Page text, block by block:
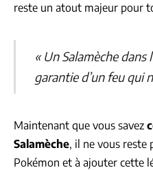
reste un atout majeur pour
« Un Salamèche dans
garantie d’un feu qui
Maintenant que vous savez
Salamèche, il ne vous reste
Pokémon et à ajouter cette